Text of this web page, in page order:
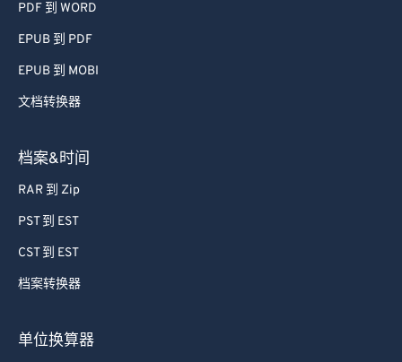
PDF 到 WORD
EPUB 到 PDF
EPUB 到 MOBI
文档转换器
档案&时间
RAR 到 Zip
PST 到 EST
CST 到 EST
档案转换器
单位换算器